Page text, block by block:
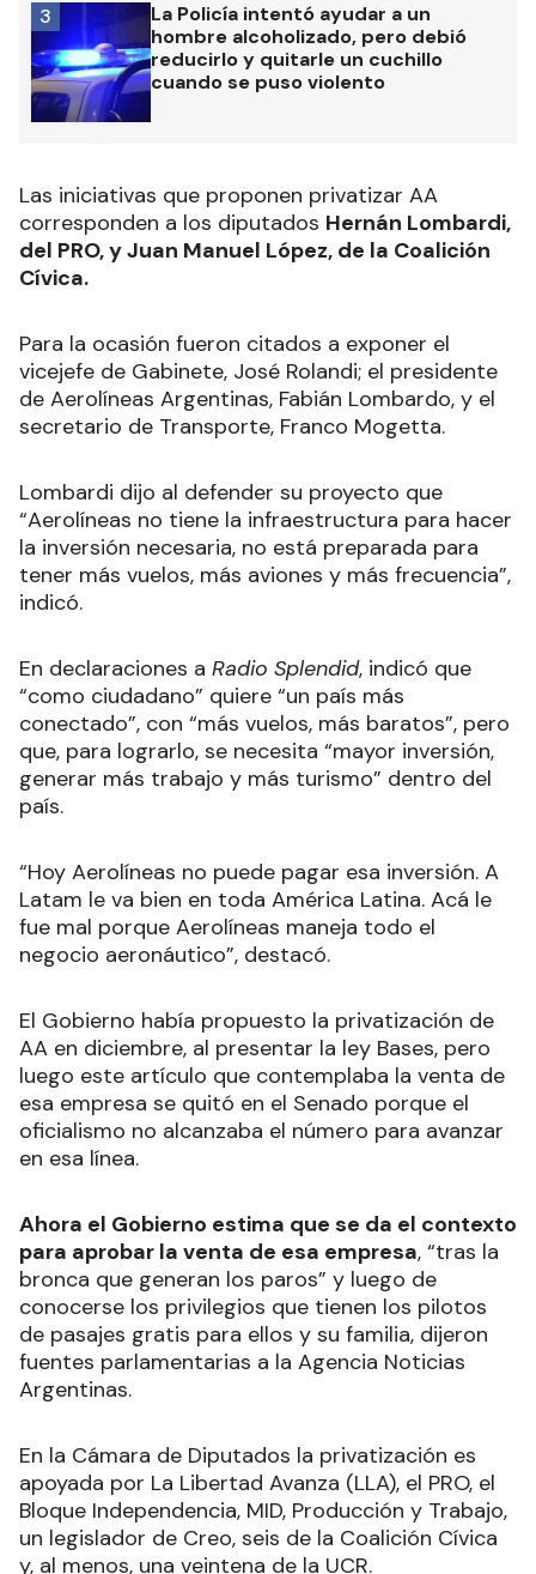
La Policía intentó ayudar a un
hombre alcoholizado, pero debió
reducirlo y quitarle un cuchillo
cuando se puso violento
3
Las iniciativas que proponen privatizar AA
corresponden a los diputados Hernán Lombardi,
del PRO, y Juan Manuel López, de la Coalición
Cívica.
Para la ocasión fueron citados a exponer el
vicejefe de Gabinete, José Rolandi; el presidente
de Aerolíneas Argentinas, Fabián Lombardo, y el
secretario de Transporte, Franco Mogetta.
Lombardi dijo al defender su proyecto que
“Aerolíneas no tiene la infraestructura para hacer
la inversión necesaria, no está preparada para
tener más vuelos, más aviones y más frecuencia”,
indicó.
En declaraciones a Radio Splendid, indicó que
“como ciudadano” quiere “un país más
conectado”, con “más vuelos, más baratos”, pero
que, para lograrlo, se necesita “mayor inversión,
generar más trabajo y más turismo” dentro del
país.
“Hoy Aerolíneas no puede pagar esa inversión. A
Latam le va bien en toda América Latina. Acá le
fue mal porque Aerolíneas maneja todo el
negocio aeronáutico”, destacó.
El Gobierno había propuesto la privatización de
AA en diciembre, al presentar la ley Bases, pero
luego este artículo que contemplaba la venta de
esa empresa se quitó en el Senado porque el
oficialismo no alcanzaba el número para avanzar
en esa línea.
Ahora el Gobierno estima que se da el contexto
para aprobar la venta de esa empresa, “tras la
bronca que generan los paros” y luego de
conocerse los privilegios que tienen los pilotos
de pasajes gratis para ellos y su familia, dijeron
fuentes parlamentarias a la Agencia Noticias
Argentinas.
En la Cámara de Diputados la privatización es
apoyada por La Libertad Avanza (LLA), el PRO, el
Bloque Independencia, MID, Producción y Trabajo,
un legislador de Creo, seis de la Coalición Cívica
y, al menos, una veintena de la UCR.